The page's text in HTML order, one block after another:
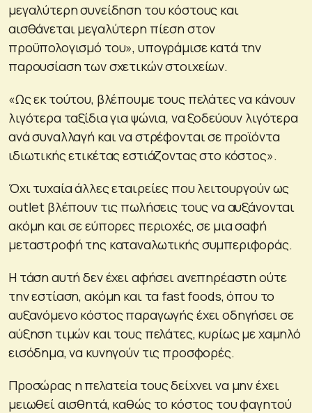
μεγαλύτερη συνείδηση ​​του κόστους και
αισθάνεται μεγαλύτερη πίεση στον
προϋπολογισμό του», υπογράμισε κατά την
παρουσίαση των σχετικών στοιχείων.
«Ως εκ τούτου, βλέπουμε τους πελάτες να κάνουν
λιγότερα ταξίδια για ψώνια, να ξοδεύουν λιγότερα
ανά συναλλαγή και να στρέφονται σε προϊόντα
ιδιωτικής ετικέτας εστιάζοντας στο κόστος».
Όχι τυχαία άλλες εταιρείες που λειτουργούν ως
outlet βλέπουν τις πωλήσεις τους να αυξάνονται
ακόμη και σε εύπορες περιοχές, σε μια σαφή
μεταστροφή της καταναλωτικής συμπεριφοράς.
Η τάση αυτή δεν έχει αφήσει ανεπηρέαστη ούτε
την εστίαση, ακόμη και τα fast foods, όπου το
αυξανόμενο κόστος παραγωγής έχει οδηγήσει σε
αύξηση τιμών και τους πελάτες, κυρίως με χαμηλό
εισόδημα, να κυνηγούν τις προσφορές.
Προσώρας η πελατεία τους δείχνει να μην έχει
μειωθεί αισθητά, καθώς το κόστος του φαγητού